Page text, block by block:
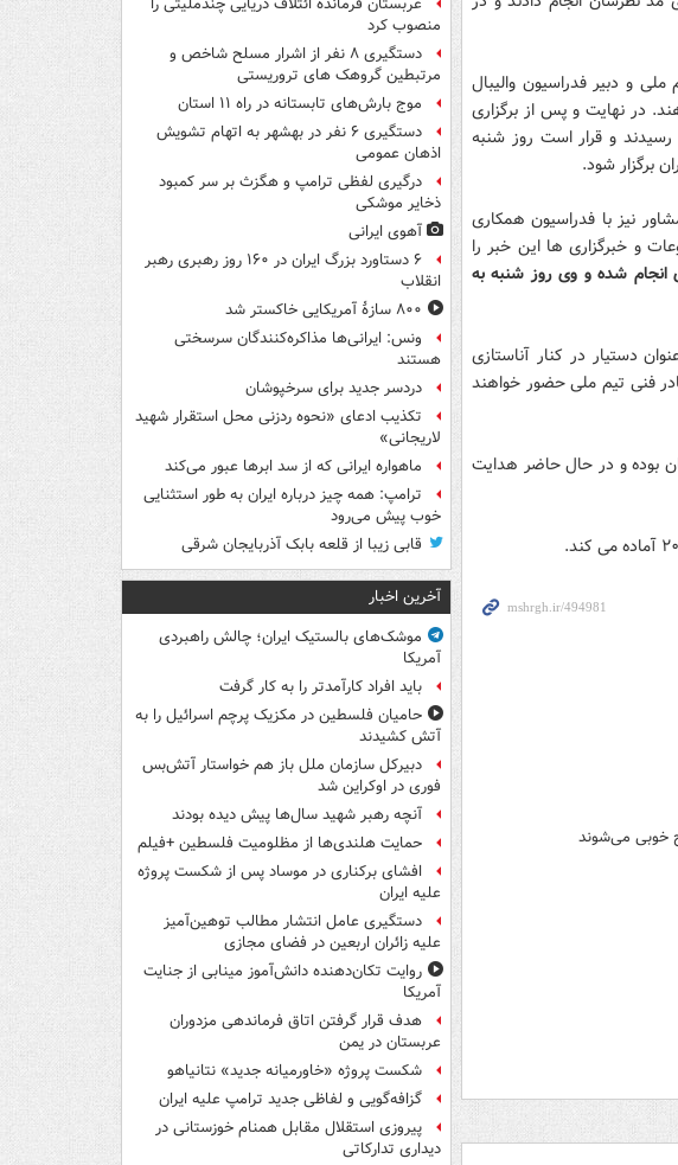
و دبیر فدراسیون والیبال
در نهایت و پس از برگزاری
رسیدند و قرار است روز شنبه
برگزار شود.
نیز با فدراسیون همکاری
و خبرگزاری ها این خبر را
انجام شده و وی روز شنبه به
دستیار در کنار آناستازی
فنی تیم ملی حضور خواهند
بوده و در حال حاضر هدایت
خوبی می‌شوند
عربستان فرمانده ائتلاف دریایی چندملیتی را
منصوب کرد
دستگیری ۸ نفر از اشرار مسلح شاخص و
مرتبطین گروهک های تروریستی
موج بارش‌های تابستانه در راه ۱۱ استان
دستگیری ۶ نفر در بهشهر به اتهام تشویش
اذهان عمومی
درگیری لفظی ترامپ و هگزث بر سر کمبود
ذخایر موشکی
آهوی ایرانی
۶ دستاورد بزرگ ایران در ۱۶۰ روز رهبری رهبر
انقلاب
۸۰۰ سازۀ آمریکایی خاکستر شد
ونس: ایرانی‌ها مذاکره‌کنندگان سرسختی
هستند
دردسر جدید برای سرخپوشان
تکذیب ادعای «نحوه ردزنی محل استقرار شهید
لاریجانی»
ماهواره ایرانی که از سد ابرها عبور می‌کند
ترامپ: همه چیز درباره ایران به طور استثنایی
خوب پیش می‌رود
قابی زیبا از قلعه بابک آذربایجان شرقی
آخرین اخبار
موشک‌های بالستیک ایران؛ چالش راهبردی
آمریکا
باید افراد کارآمدتر را به کار گرفت
حامیان فلسطین در مکزیک پرچم اسرائیل را به
آتش کشیدند
دبیرکل سازمان ملل باز هم خواستار آتش‌بس
فوری در اوکراین شد
آنچه رهبر شهید سال‌ها پیش دیده بودند
حمایت هلندی‌ها از مظلومیت فلسطین +فیلم
افشای برکناری در موساد پس از شکست پروژه
علیه ایران
دستگیری عامل انتشار مطالب توهین‌آمیز
علیه زائران اربعین در فضای مجازی
روایت تکان‌دهنده دانش‌آموز مینابی از جنایت
آمریکا
هدف قرار گرفتن اتاق‌ فرماندهی مزدوران
عربستان در یمن
شکست پروژه «خاورمیانه جدید» نتانیاهو
گزافه‌گویی و لفاظی جدید ترامپ علیه ایران
پیروزی استقلال مقابل همنام خوزستانی در
دیداری تدارکاتی